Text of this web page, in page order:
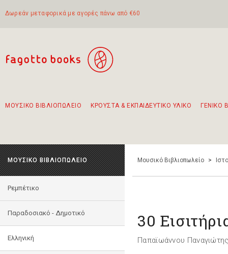
Δωρεάν μεταφορικά με αγορές πάνω από €60
ΜΟΥΣΙΚΟ ΒΙΒΛΙΟΠΩΛΕΙΟ ΚΡΟΥΣΤΑ & ΕΚΠΑΙΔΕΥΤΙΚΟ ΥΛΙΚΟ ΓΕΝΙΚΟ
ΜΟΥΣΙΚΟ ΒΙΒΛΙΟΠΩΛΕΙΟ
Ρεμπέτικο
Παραδοσιακό - Δημοτικό
Ελληνική
Μουσικό Βιβλιοπωλείο >
30
Παπαϊωάννου